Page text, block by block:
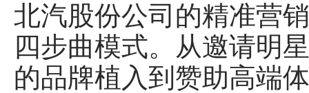
北汽股份公司的精准营
四步曲模式。从邀请明
的品牌植入到赞助高端